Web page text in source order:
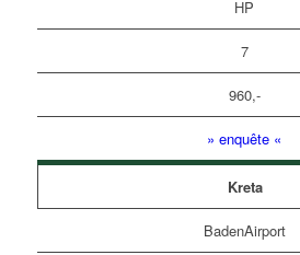
HP
7
960,-
» enquête «
Kreta
BadenAirport